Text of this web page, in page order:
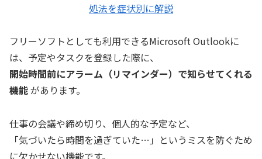
処法を症状別に解説
フリーソフトとしても利用できるMicrosoft Outlookに
は、予定やタスクを登録した際に、
開始時間前にアラーム（リマインダー）で知らせてくれる
機能があります。
仕事の会議や締め切り、個人的な予定など、
「気づいたら時間を過ぎていた…」というミスを防ぐため